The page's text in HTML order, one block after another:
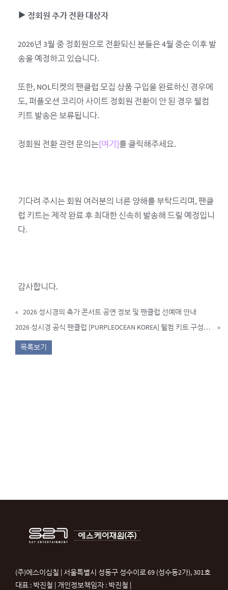
▶ 정회원 추가 전환 대상자
2026년 3월 중 정회원으로 전환되신 분들은 4월 중순 이후 발
송을 예정하고 있습니다.
또한, NOL티켓의 팬클럽 모집 상품 구입을 완료하신 경우에
도, 퍼플오션 코리아 사이트 정회원 전환이 안 된 경우 웰컴
키트 발송은 보류됩니다.
정회원 전환 관련 문의는[여기]를 클릭해주세요.
기다려 주시는 회원 여러분의 너른 양해를 부탁드리며, 팬클
럽 키트는 제작 완료 후 최대한 신속히 발송해 드릴 예정입니
다.
감사합니다.
« 2026 성시경의 축가 콘서트 공연 정보 및 팬클럽 선예매 안내
2026 성시경 공식 팬클럽 [PURPLEOCEAN KOREA] 웰컴 키트 구성품 안내
»
목록보기
(주)에스이십칠 | 서울특별시 성동구 성수이로 69 (성수동2가), 301호
대표 : 박진철 | 개인정보책임자 : 박진철 |